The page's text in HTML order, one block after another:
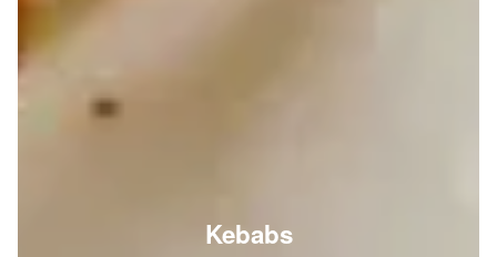
Kebabs